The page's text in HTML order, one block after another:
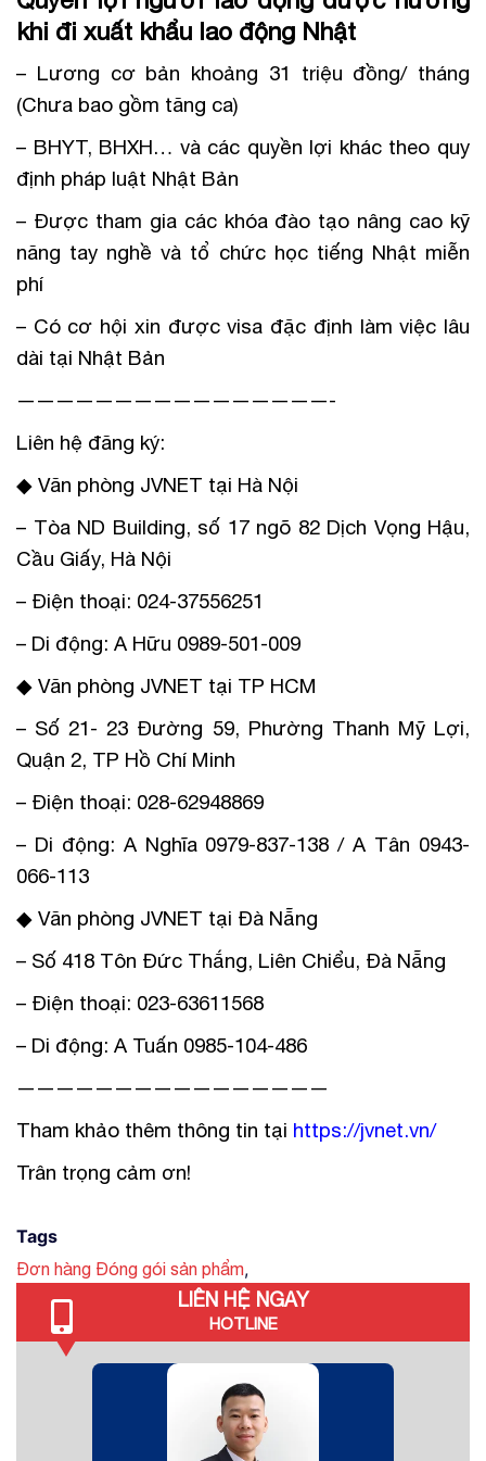
khi đi xuất khẩu lao động Nhật
– Lương cơ bản khoảng 31 triệu đồng/ tháng
(Chưa bao gồm tăng ca)
– BHYT, BHXH… và các quyền lợi khác theo quy
định pháp luật Nhật Bản
– Được tham gia các khóa đào tạo nâng cao kỹ
năng tay nghề và tổ chức học tiếng Nhật miễn
phí
– Có cơ hội xin được visa đặc định làm việc lâu
dài tại Nhật Bản
————————————————-
Liên hệ đăng ký:
◆ Văn phòng JVNET tại Hà Nội
– Tòa ND Building, số 17 ngõ 82 Dịch Vọng Hậu,
Cầu Giấy, Hà Nội
– Điện thoại: 024-37556251
– Di động: A Hữu 0989-501-009
◆ Văn phòng JVNET tại TP HCM
– Số 21- 23 Đường 59, Phường Thanh Mỹ Lợi,
Quận 2, TP Hồ Chí Minh
– Điện thoại: 028-62948869
– Di động: A Nghĩa 0979-837-138 / A Tân 0943-
066-113
◆ Văn phòng JVNET tại Đà Nẵng
– Số 418 Tôn Đức Thắng, Liên Chiểu, Đà Nẵng
– Điện thoại: 023-63611568
– Di động: A Tuấn 0985-104-486
————————————————
Tham khảo thêm thông tin tại https://jvnet.vn/
Trân trọng cảm ơn!
Tags
Đơn hàng Đóng gói sản phẩm,
LIÊN HỆ NGAY
HOTLINE